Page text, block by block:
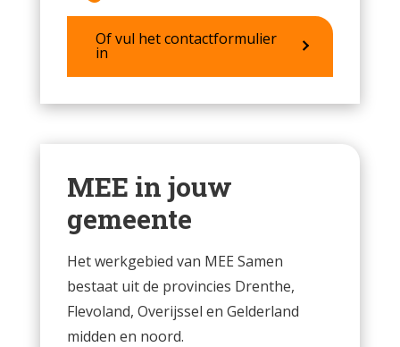
Of vul het contactformulier
in
MEE in jouw
gemeente
Het werkgebied van MEE Samen
bestaat uit de provincies Drenthe,
Flevoland, Overijssel en Gelderland
midden en noord.